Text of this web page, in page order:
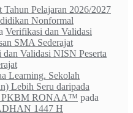
Tahun Pelajaran 2026/2027
Nonformal
Verifikasi dan Validasi
SMA Sederajat
Validasi NISN Peserta
Learning. Sekolah
Lebih Seru daripada
PKBM RONAA™ pada
1447 H